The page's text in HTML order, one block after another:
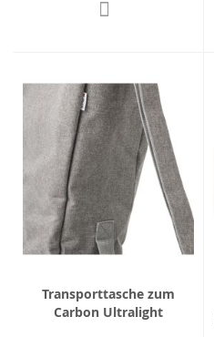
Transporttasche zum
Carbon Ultralight